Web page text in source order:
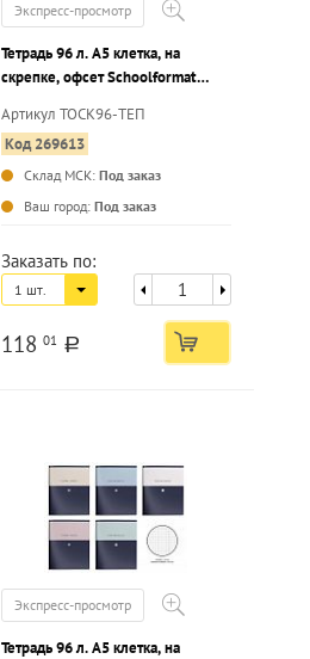
Экспресс-просмотр
Тетрадь 96 л. А5 клетка, на
скрепке, офсет Schoolformat
мелованный картон, сплошной
УФ-лак
Артикул ТОСК96-ТЕП
Код 269613
Склад МСК: Под заказ
Ваш город: Под заказ
Заказать по:
1 шт.
118 01 a
Экспресс-просмотр
Тетрадь 96 л. А5 клетка, на